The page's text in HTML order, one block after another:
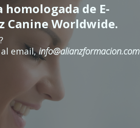
de E-
Canine Worldwide.
email,info@alianzformacion.com